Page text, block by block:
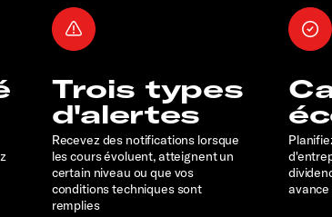
Trois types
d'alertes
Recevez des notifications lorsque
les cours évoluent, atteignent un
certain niveau ou que vos
conditions techniques sont
remplies